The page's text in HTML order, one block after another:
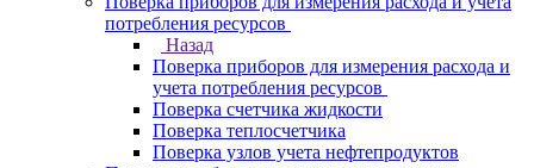
потребления ресурсов
Назад
Поверка приборов для измерения расхода и
учета потребления ресурсов
Поверка счетчика жидкости
Поверка теплосчетчика
Поверка узлов учета нефтепродуктов